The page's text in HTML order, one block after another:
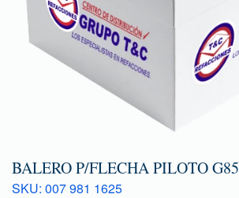
BALERO P/FLECHA PILOTO G85
SKU: 007 981 1625